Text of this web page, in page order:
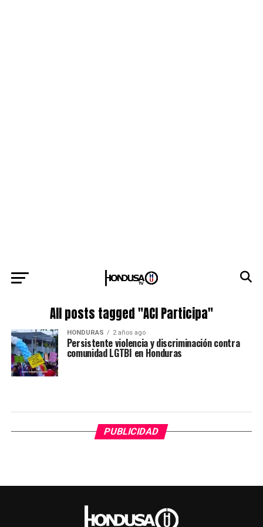
All posts tagged "ACI Participa"
HONDURAS 2 años ago
Persistente violencia y discriminación contra
comunidad LGTBI en Honduras
PUBLICIDAD